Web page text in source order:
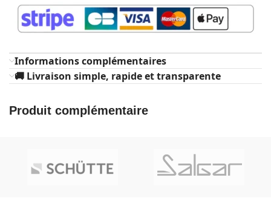
Informations complémentaires
🚚 Livraison simple, rapide et transparente
Produit complémentaire